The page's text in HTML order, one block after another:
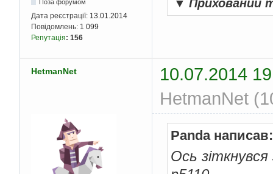
Поза форумом
Дата реєстрації: 13.01.2014
Повідомлень: 1 099
Репутація: 156
▼ Прихований
HetmanNet
10.07.2014
HetmanNet
Panda написав:
Ось